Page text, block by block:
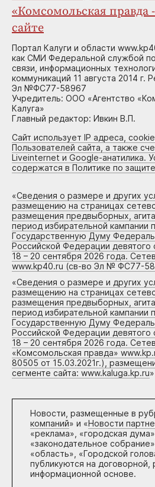
«Комсомольская правда
сайте
Портал Калуги и области
как СМИ Федеральной службой
связи, информационных
коммуникаций 11 августа 2014 г.
Эл №ФС77-58967
Учредитель: ООО «Агентство
Калуга»
Главный редактор: Ивкин В.П.
Сайт использует IP адреса,
Пользователей сайта, а также
Liveinternet и Google-анатилика.
содержатся в Политике по
«Сведения о размере и других
размещению на страницах
размещения предвыборных,
период избирательной кампании
Государственную Думу
Российской Федерации девятого
18 – 20 сентября 2026 года.
www.kp40.ru (св-во Эл № ФС77-
«Сведения о размере и других
размещению на страницах
размещения предвыборных,
период избирательной кампании
Государственную Думу
Российской Федерации девятого
18 – 20 сентября 2026 года.
«Комсомольская правда»
80505 от 15.03.2021г.),
сегменте сайта: www.kaluga.kp.ru»
Новости, размещенные в
компаний» и «Новости
«реклама», «городская дума»,
«законодательное
«область», «Городской
публикуются на договорной,
информационной основе.